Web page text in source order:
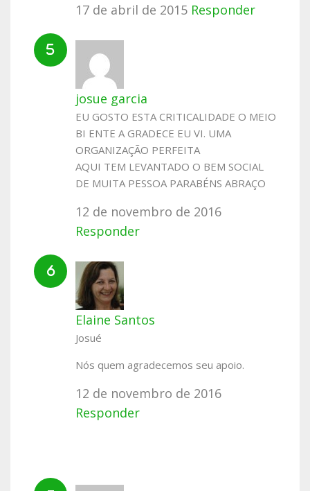
17 de abril de 2015 Responder
josue garcia
EU GOSTO ESTA CRITICALIDADE O MEIO
BI ENTE A GRADECE EU VI. UMA
ORGANIZAÇÃO PERFEITA
AQUI TEM LEVANTADO O BEM SOCIAL
DE MUITA PESSOA PARABÉNS ABRAÇO
12 de novembro de 2016
Responder
Elaine Santos
Josué
Nós quem agradecemos seu apoio.
12 de novembro de 2016
Responder